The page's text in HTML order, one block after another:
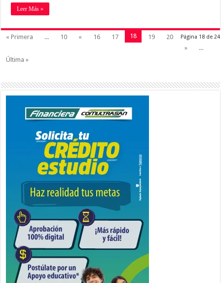
Leer Más »
Página 18 de 24
« Primera ... 10 « 16 17 18 19
20
»
...
Última »